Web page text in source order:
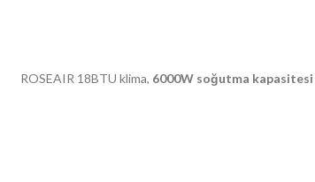
ROSEAIR 18BTU klima, 6000W soğutma kapasitesi